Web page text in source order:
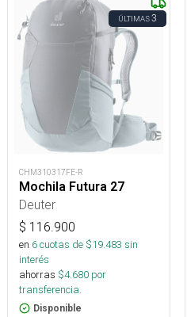
ÚLTIMAS3
CHM310317FE-R
Mochila Futura 27
Deuter
$ 116.900
en 6cuotas de $19.483 sin
interés
ahorras $4.680 por
transferencia.
Disponible